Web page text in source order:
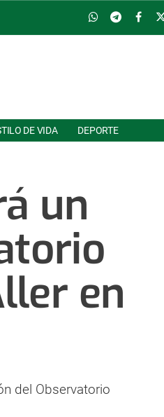
DE VIDA DEPORTE
un
en
del Observatorio